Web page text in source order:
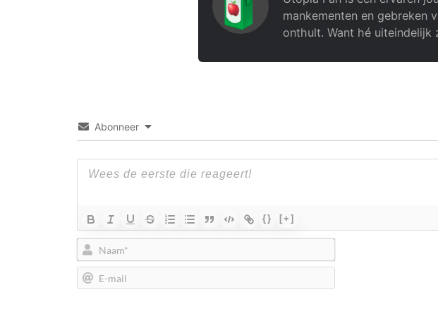
mankementen en gebreken
onthult. Want hé uiteindelijk
Abonneer
{} [+]
Naam*
mail